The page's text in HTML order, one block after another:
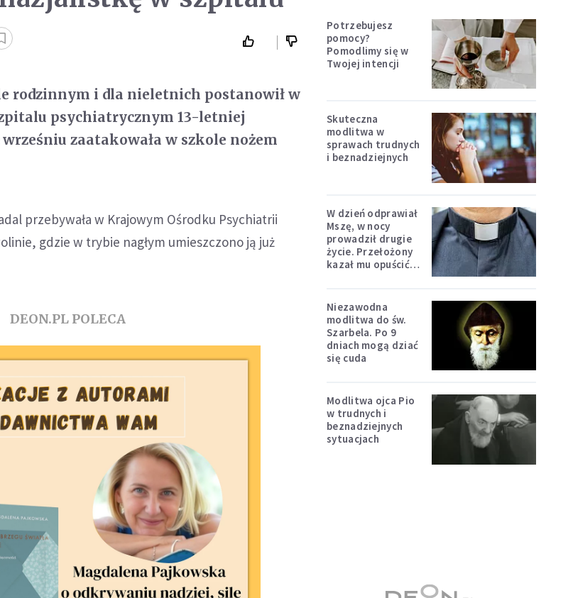
rodzinnym i dla nieletnich postanowił w
psychiatrycznym 13-letniej
zaatakowała w szkole nożem
przebywała w Krajowym Ośrodku Psychiatrii
gdzie w trybie nagłym umieszczono ją już
DEON.PL POLECA
Potrzebujesz
pomocy?
Pomodlimy się w
Twojej intencji
Skuteczna
modlitwa w
sprawach trudnych
i beznadziejnych
W dzień odprawiał
Mszę, w nocy
prowadził drugie
życie. Przełożony
kazał mu opuścić
Niezawodna
modlitwa do św.
Szarbela. Po 9
dniach mogą dziać
się cuda
Modlitwa ojca Pio
w trudnych i
beznadziejnych
sytuacjach